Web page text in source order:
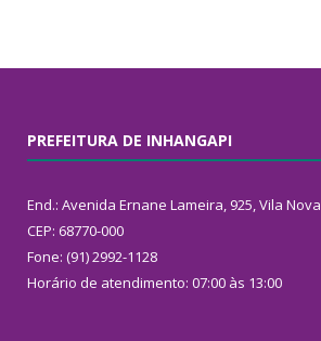
PREFEITURA DE INHANGAPI
End.: Avenida Ernane Lameira, 925, Vila Nova
CEP: 68770-000
Fone: (91) 2992-1128
Horário de atendimento: 07:00 às 13:00